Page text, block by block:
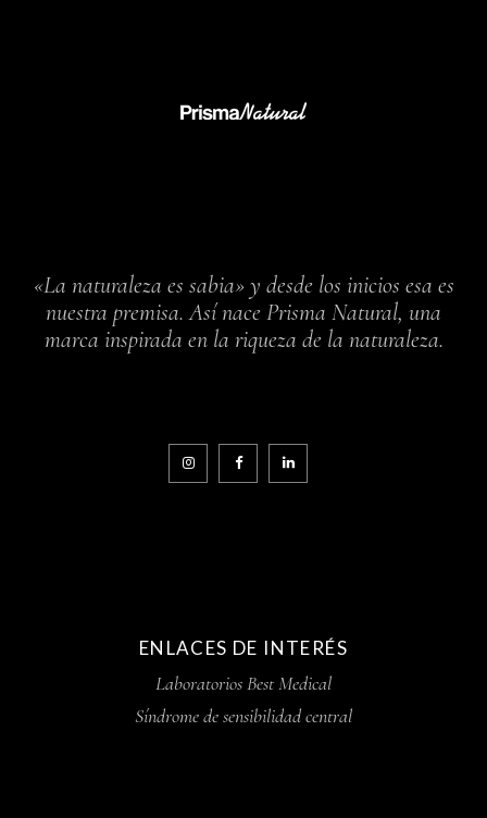
«La naturaleza es sabia» y desde los inicios esa es
nuestra premisa. Así nace Prisma Natural, una
marca inspirada en la riqueza de la naturaleza.
ENLACES DE INTERÉS
Laboratorios Best Medical
Síndrome de sensibilidad central